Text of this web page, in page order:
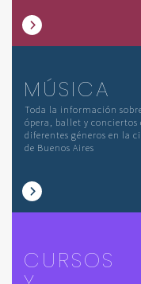
MÚSICA
Toda la información
ópera, ballet y conciertos
diferentes géneros en la
de Buenos Aires
CURSOS